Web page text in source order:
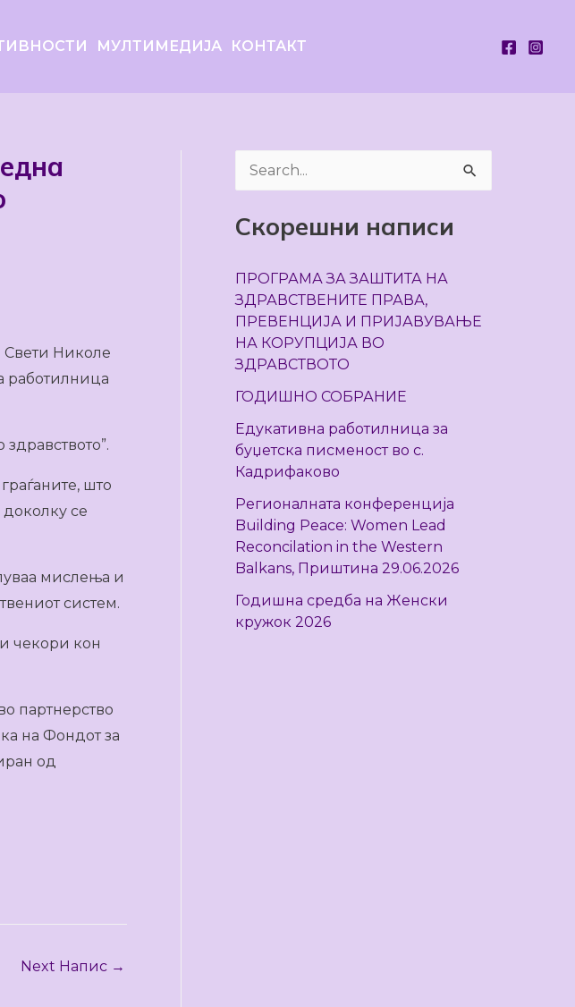
МУЛТИМЕДИЈА КОНТАКТ
Свети Николе
работилница
што
доколку се
мислења и
систем.
чекори кон
партнерство
на Фондот за
од
Next Напис →
a
c
h
f
o
r
:
Скорешни написи
ПРОГРАМА ЗА ЗАШТИТА НА
ЗДРАВСТВЕНИТЕ ПРАВА,
ПРЕВЕНЦИЈА И ПРИЈАВУВАЊЕ
НА КОРУПЦИЈА ВО
ЗДРАВСТВОТО
ГОДИШНО СОБРАНИЕ
Едукативна работилница за
буџетска писменост во с.
Кадрифаково
Регионалната конференција
Building Peace: Women Lead
Reconcilation in the Western
Balkans, Приштина 29.06.2026
Годишна средба на Женски
кружок 2026